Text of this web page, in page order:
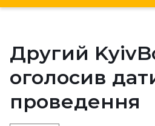
Другий
оголосив
проведення